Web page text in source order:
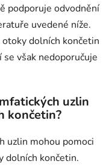
podporuje odvodnění
uvedené níže.
dolních končetin
však nedoporučuje
uzlin
končetin?
uzlin mohou pomoci
dolních končetin.